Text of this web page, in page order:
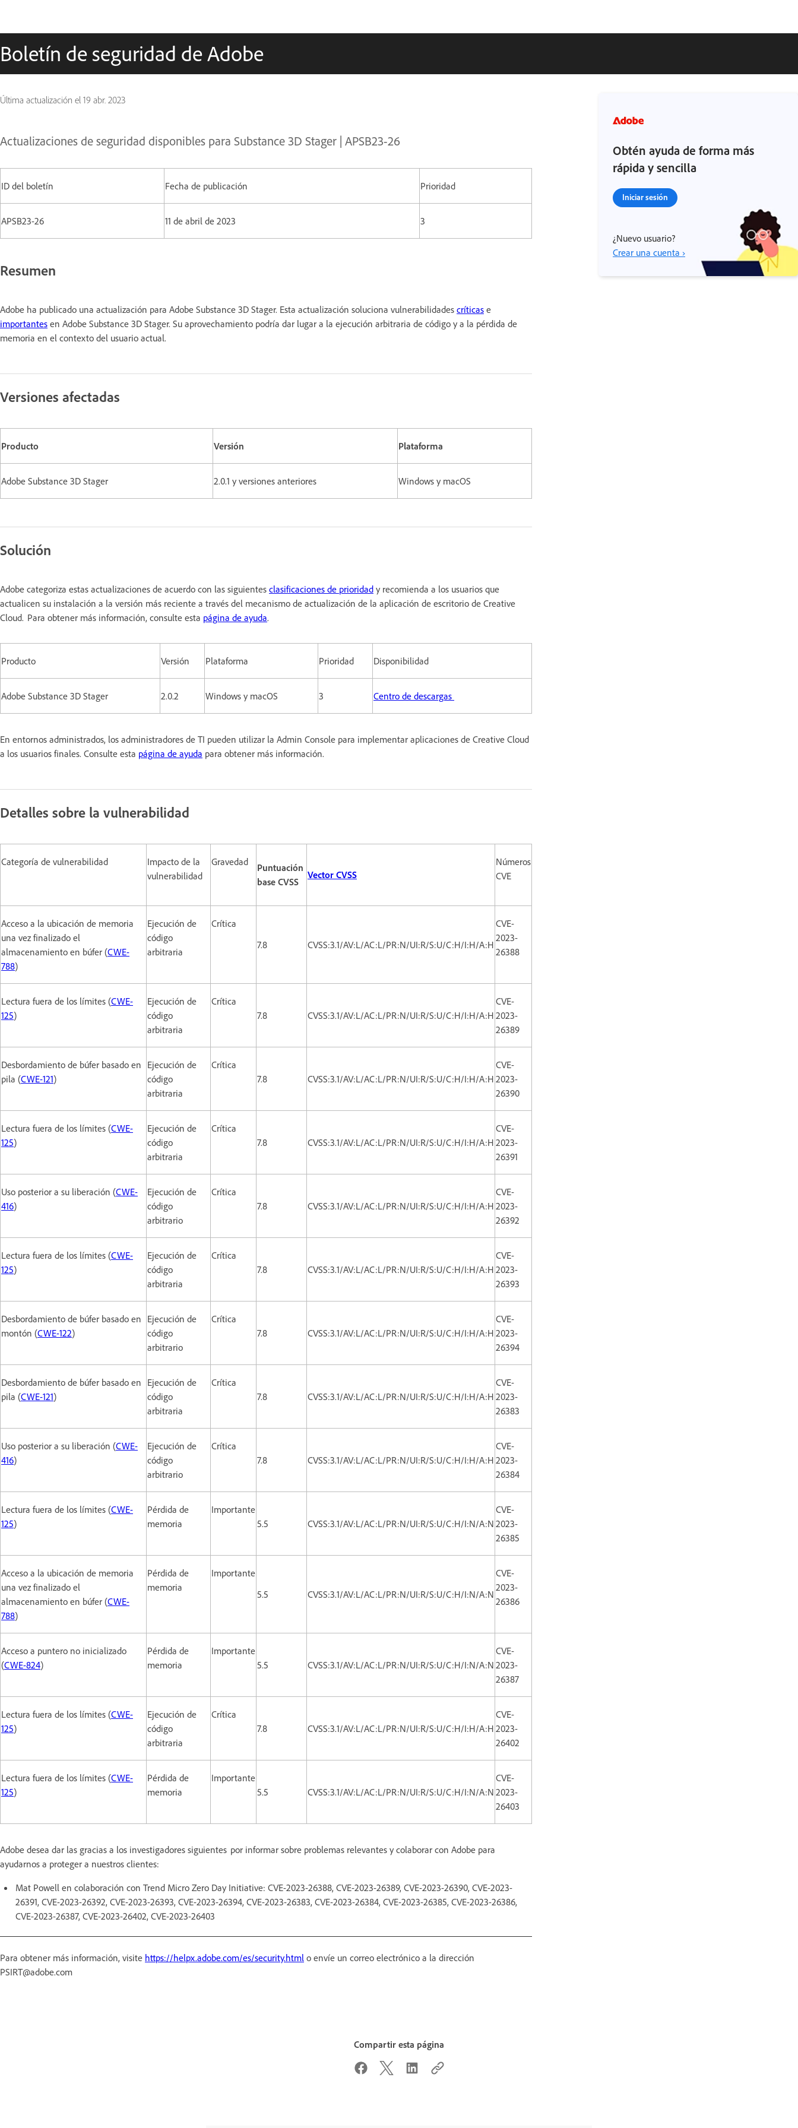
Boletín de seguridad de Adobe
Última actualización el 19 abr. 2023
Actualizaciones de seguridad disponibles para Substance 3D Stager | APSB23-26
ID del boletín Fecha de publicación Prioridad
APSB23-26 11 de abril de 2023 3
Resumen
Adobe ha publicado una actualización para Adobe Substance 3D Stager. Esta actualización soluciona vulnerabilidades críticas e
importantes en Adobe Substance 3D Stager. Su aprovechamiento podría dar lugar a la ejecución arbitraria de código y a la pérdida de
memoria en el contexto del usuario actual.
Versiones afectadas
Producto Versión Plataforma
Adobe Substance 3D Stager 2.0.1 y versiones anteriores Windows y macOS
Solución
Adobe categoriza estas actualizaciones de acuerdo con las siguientes clasificaciones de prioridad y recomienda a los usuarios que
actualicen su instalación a la versión más reciente a través del mecanismo de actualización de la aplicación de escritorio de Creative
Cloud. Para obtener más información, consulte esta página de ayuda.
Producto Versión Plataforma Prioridad Disponibilidad
Adobe Substance 3D Stager 2.0.2 Windows y macOS 3 Centro de descargas
En entornos administrados, los administradores de TI pueden utilizar la Admin Console para implementar aplicaciones de Creative Cloud
a los usuarios finales. Consulte esta página de ayuda para obtener más información.
Detalles sobre la vulnerabilidad
Categoría de vulnerabilidad
Impacto de la
vulnerabilidad
Gravedad
Puntuación
base CVSS
Vector CVSS
Números
CVE
Acceso a la ubicación de memoria
una vez finalizado el
almacenamiento en búfer (CWE-
788)
Ejecución de
código
arbitraria
Crítica
7.8
CVSS:3.1/AV:L/AC:L/PR:N/UI:R/S:U/C:H/I:H/A:H
CVE-
2023-
26388
Lectura fuera de los límites (CWE-
125)
Ejecución de
código
arbitraria
Crítica
7.8
CVSS:3.1/AV:L/AC:L/PR:N/UI:R/S:U/C:H/I:H/A:H
CVE-
2023-
26389
Desbordamiento de búfer basado en
pila (CWE-121)
Ejecución de
código
arbitraria
Crítica
7.8
CVSS:3.1/AV:L/AC:L/PR:N/UI:R/S:U/C:H/I:H/A:H
CVE-
2023-
26390
Lectura fuera de los límites (CWE-
125)
Ejecución de
código
arbitraria
Crítica
7.8
CVSS:3.1/AV:L/AC:L/PR:N/UI:R/S:U/C:H/I:H/A:H
CVE-
2023-
26391
Uso posterior a su liberación (CWE-
416)
Ejecución de
código
arbitrario
Crítica
7.8
CVSS:3.1/AV:L/AC:L/PR:N/UI:R/S:U/C:H/I:H/A:H
CVE-
2023-
26392
Lectura fuera de los límites (CWE-
125)
Ejecución de
código
arbitraria
Crítica
7.8
CVSS:3.1/AV:L/AC:L/PR:N/UI:R/S:U/C:H/I:H/A:H
CVE-
2023-
26393
Desbordamiento de búfer basado en
montón (CWE-122)
Ejecución de
código
arbitrario
Crítica
7.8
CVSS:3.1/AV:L/AC:L/PR:N/UI:R/S:U/C:H/I:H/A:H
CVE-
2023-
26394
Desbordamiento de búfer basado en
pila (CWE-121)
Ejecución de
código
arbitraria
Crítica
7.8
CVSS:3.1/AV:L/AC:L/PR:N/UI:R/S:U/C:H/I:H/A:H
CVE-
2023-
26383
Uso posterior a su liberación (CWE-
416)
Ejecución de
código
arbitrario
Crítica
7.8
CVSS:3.1/AV:L/AC:L/PR:N/UI:R/S:U/C:H/I:H/A:H
CVE-
2023-
26384
Lectura fuera de los límites (CWE-
125)
Pérdida de
memoria
Importante
5.5
CVSS:3.1/AV:L/AC:L/PR:N/UI:R/S:U/C:H/I:N/A:N
CVE-
2023-
26385
Acceso a la ubicación de memoria
una vez finalizado el
almacenamiento en búfer (CWE-
788)
Pérdida de
memoria
Importante
5.5
CVSS:3.1/AV:L/AC:L/PR:N/UI:R/S:U/C:H/I:N/A:N
CVE-
2023-
26386
Acceso a puntero no inicializado
(CWE-824)
Pérdida de
memoria
Importante
5.5
CVSS:3.1/AV:L/AC:L/PR:N/UI:R/S:U/C:H/I:N/A:N
CVE-
2023-
26387
Lectura fuera de los límites (CWE-
125)
Ejecución de
código
arbitraria
Crítica
7.8
CVSS:3.1/AV:L/AC:L/PR:N/UI:R/S:U/C:H/I:H/A:H
CVE-
2023-
26402
Lectura fuera de los límites (CWE-
125)
Pérdida de
memoria
Importante
5.5
CVSS:3.1/AV:L/AC:L/PR:N/UI:R/S:U/C:H/I:N/A:N
CVE-
2023-
26403
Adobe desea dar las gracias a los investigadores siguientes por informar sobre problemas relevantes y colaborar con Adobe para
ayudarnos a proteger a nuestros clientes:
Mat Powell en colaboración con Trend Micro Zero Day Initiative: CVE-2023-26388, CVE-2023-26389, CVE-2023-26390, CVE-2023-
26391, CVE-2023-26392, CVE-2023-26393, CVE-2023-26394, CVE-2023-26383, CVE-2023-26384, CVE-2023-26385, CVE-2023-26386,
CVE-2023-26387, CVE-2023-26402, CVE-2023-26403
Para obtener más información, visite https://helpx.adobe.com/es/security.html o envíe un correo electrónico a la dirección
PSIRT@adobe.com
Obtén ayuda de forma más
rápida y sencilla
Iniciar sesión
¿Nuevo usuario?
Crear una cuenta ›
Compartir esta página